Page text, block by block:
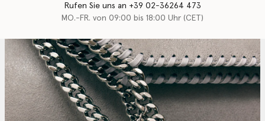
Rufen Sie uns an +39 02-36264 473
MO.-FR. von 09:00 bis 18:00 Uhr (CET)